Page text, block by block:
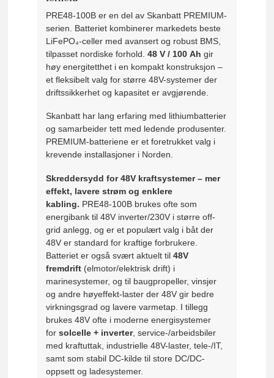
PRE48-100B er en del av Skanbatt PREMIUM-
serien. Batteriet kombinerer markedets beste
LiFePO₄-celler med avansert og robust BMS,
tilpasset nordiske forhold. 48 V / 100 Ah gir
høy energitetthet i en kompakt konstruksjon –
et fleksibelt valg for større 48V-systemer der
driftssikkerhet og kapasitet er avgjørende.
Skanbatt har lang erfaring med lithiumbatterier
og samarbeider tett med ledende produsenter.
PREMIUM-batteriene er et foretrukket valg i
krevende installasjoner i Norden.
Skreddersydd for 48V kraftsystemer – mer
effekt, lavere strøm og enklere
kabling. PRE48-100B brukes ofte som
energibank til 48V inverter/230V i større off-
grid anlegg, og er et populært valg i båt der
48V er standard for kraftige forbrukere.
Batteriet er også svært aktuelt til 48V
fremdrift (elmotor/elektrisk drift) i
marinesystemer, og til baugpropeller, vinsjer
og andre høyeffekt-laster der 48V gir bedre
virkningsgrad og lavere varmetap. I tillegg
brukes 48V ofte i moderne energisystemer
for solcelle + inverter, service-/arbeidsbiler
med kraftuttak, industrielle 48V-laster, tele-/IT,
samt som stabil DC-kilde til store DC/DC-
oppsett og ladesystemer.